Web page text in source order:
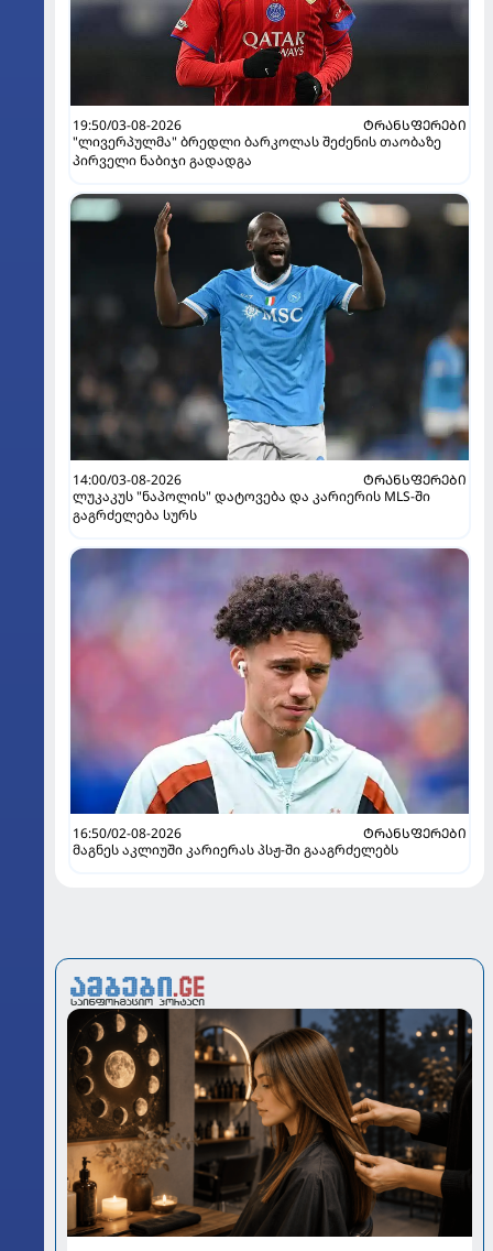
19:50/03-08-2026
ᲢᲠᲐᲜᲡᲤᲔᲠᲔᲑᲘ
"ლივერპულმა" ბრედლი ბარკოლას შეძენის თაობაზე
პირველი ნაბიჯი გადადგა
14:00/03-08-2026
ᲢᲠᲐᲜᲡᲤᲔᲠᲔᲑᲘ
ლუკაკუს "ნაპოლის" დატოვება და კარიერის MLS-ში
გაგრძელება სურს
16:50/02-08-2026
ᲢᲠᲐᲜᲡᲤᲔᲠᲔᲑᲘ
მაგნეს აკლიუში კარიერას პსჟ-ში გააგრძელებს